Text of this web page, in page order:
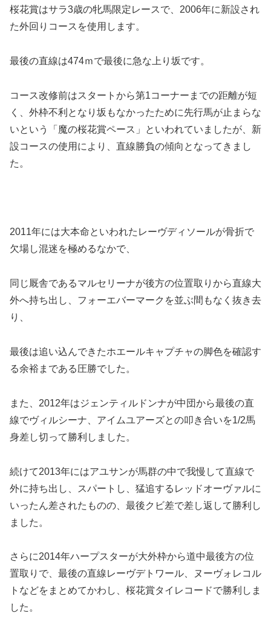
桜花賞はサラ3歳の牝馬限定レースで、2006年に新設され
た外回りコースを使用します。
最後の直線は474ｍで最後に急な上り坂です。
コース改修前はスタートから第1コーナーまでの距離が短
く、外枠不利となり坂もなかったために先行馬が止まらな
いという「魔の桜花賞ペース」といわれていましたが、 新
設コースの使用により、直線勝負の傾向 となってきまし
た。
2011年には大本命といわれたレーヴディソールが骨折で
欠場し混迷を極めるなかで、
同じ厩舎であるマルセリーナが後方の位置取りから直線大
外へ持ち出し、フォーエバーマークを並ぶ間もなく抜き去
り、
最後は追い込んできたホエールキャプチャの脚色を確認す
る余裕まである圧勝でした。
また、2012年はジェンティルドンナが中団から最後の直
線でヴィルシーナ、アイムユアーズとの叩き合いを1/2馬
身差し切って勝利しました。
続けて2013年にはアユサンが馬群の中で我慢して直線で
外に持ち出し、スパートし、猛追するレッドオーヴァルに
いったん差されたものの、最後クビ差で差し返して勝利し
ました。
さらに2014年ハープスターが大外枠から道中最後方の位
置取りで、最後の直線レーヴデトワール、ヌーヴォレコル
トなどをまとめてかわし、桜花賞タイレコードで勝利しま
した。